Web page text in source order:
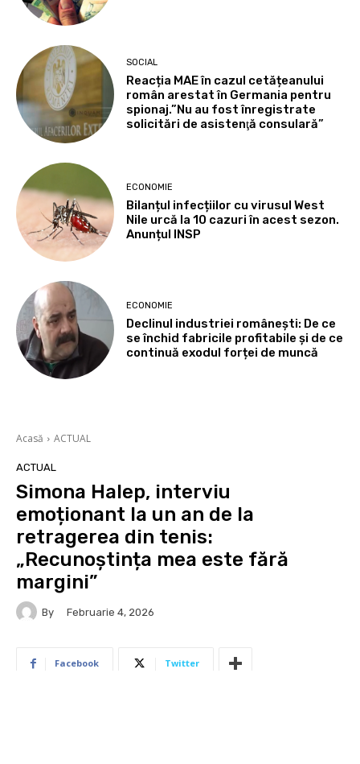
SOCIAL
Reacția MAE în cazul cetățeanului
român arestat în Germania pentru
spionaj.”Nu au fost înregistrate
solicitări de asistenţă consulară”
ECONOMIE
Bilanțul infecțiilor cu virusul West
Nile urcă la 10 cazuri în acest sezon.
Anunțul INSP
ECONOMIE
Declinul industriei românești: De ce
se închid fabricile profitabile și de ce
continuă exodul forței de muncă